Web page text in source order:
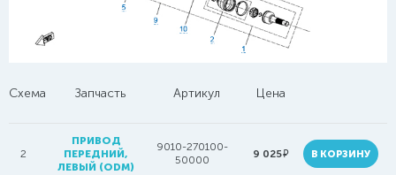
Схема Запчасть Артикул Цена
2
ПРИВОД
ПЕРЕДНИЙ,
ЛЕВЫЙ (ODM)
9010-270100-
50000
9 025руб. В КОРЗИНУ